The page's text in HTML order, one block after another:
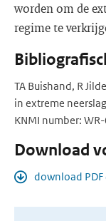
worden om de
regime te
TA Buishand, R
in extreme neerslag
KNMI number:
Download
download PDF